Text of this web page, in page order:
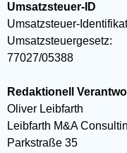
Umsatzsteuer-ID
Umsatzsteuer-
Umsatzsteuergesetz:
77027/05388
Redaktionell
Oliver Leibfarth
Leibfarth M&A
Parkstraße 35